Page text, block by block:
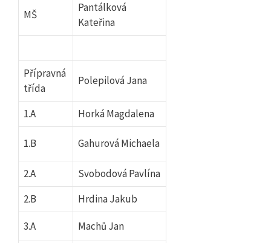
MŠ
Pantálková
Kateřina
Přípravná
třída
Polepilová Jana
1.A Horká Magdalena
1.B Gahurová Michaela
2.A
Svobodová Pavlína
2.B
Hrdina Jakub
3.A Machů Jan